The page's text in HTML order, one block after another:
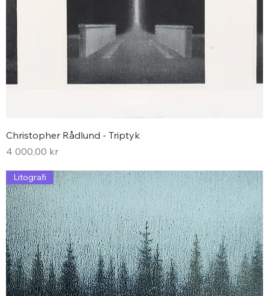
Christopher Rådlund - Triptyk
Pris
4 000,00 kr
Litografi